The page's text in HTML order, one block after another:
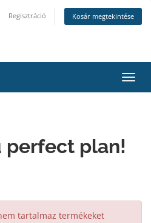
Regisztráció Kosár megtekintése
perfect plan!
tartalmaz termékeket